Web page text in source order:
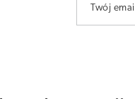
Twój email